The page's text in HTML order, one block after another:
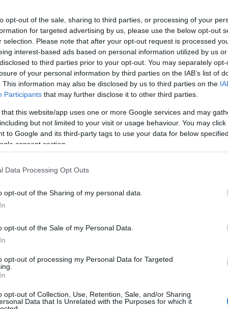
opt-out of the sale, sharing to third parties, or processing of your
for targeted advertising by us, please use the below opt-out
selection. Please note that after your opt-out request is processed
interest-based ads based on personal information utilized by us
to third parties prior to your opt-out. You may separately
of your personal information by third parties on the IAB’s list of
This information may also be disclosed by us to third parties on the
Participants that may further disclose it to other third parties.
that this website/app uses one or more Google services and may
but not limited to your visit or usage behaviour. You may
to Google and its third-party tags to use your data for below
consent section.
Data Processing Opt Outs
opt-out of the Sharing of my personal data.
opt-out of the Sale of my Personal Data.
opt-out of processing my Personal Data for Targeted
opt-out of Collection, Use, Retention, Sale, and/or Sharing
Data that Is Unrelated with the Purposes for which it
diverse età che hanno affrontato le sessioni
Le sessioni sono state condotte da istruttrici
tecniche pratiche di autodifesa utili in
anche promosso valori come la fiducia in
in collaborazione con l’Ente di
la supervisione tecnica di
Marco
l’importanza di valorizzare il ruolo
lo sport e la formazione. “Vedere tutte le
e serietà è stata una grande
dell’organizzazione -. Ci auguriamo
un punto di partenza per molte di loro
ma un valore che può cambiare la
il
tutte le informazioni necessarie per
invitando tutte le partecipanti e le
preziosa opportunitàdi crescita e